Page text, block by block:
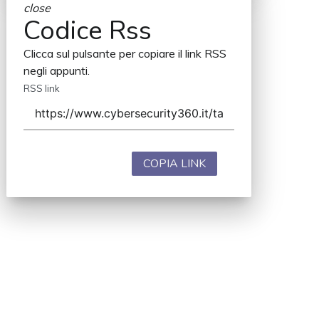
close
Codice Rss
Clicca sul pulsante per copiare il link RSS
negli appunti.
RSS link
COPIA LINK